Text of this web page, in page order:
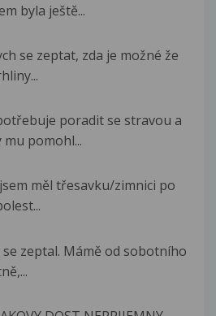
byla ještě...
se zeptat, zda je možné že
poradit se stravou a
pomohl...
měl třesavku/zimnici po
zeptal. Mámě od sobotního